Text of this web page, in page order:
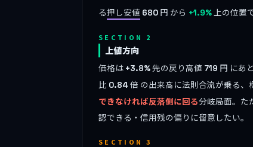
る押し安値 680 円 から +1.9%上の位置
SECTION 2
上値方向
価格は +3.8%先の戻り高値 719 円 にあ
比 0.84 倍 の出来高に法則合流が乗る、
できなければ反落側に回る分岐局面。た
認できる・信用残の偏りに留意したい。
SECTION 3